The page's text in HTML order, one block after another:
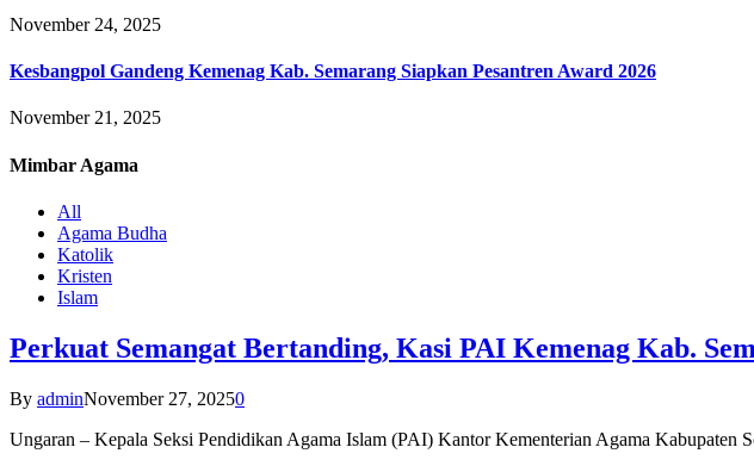
November 24, 2025
Kesbangpol Gandeng Kemenag Kab. Semarang Siapkan Pesantren Award 2026
November 21, 2025
Mimbar Agama
All
Agama Budha
Katolik
Kristen
Islam
Perkuat Semangat Bertanding, Kasi PAI Kemenag Kab.
By adminNovember 27, 20250
Ungaran – Kepala Seksi Pendidikan Agama Islam (PAI) Kantor Kementerian Agama Kabupaten